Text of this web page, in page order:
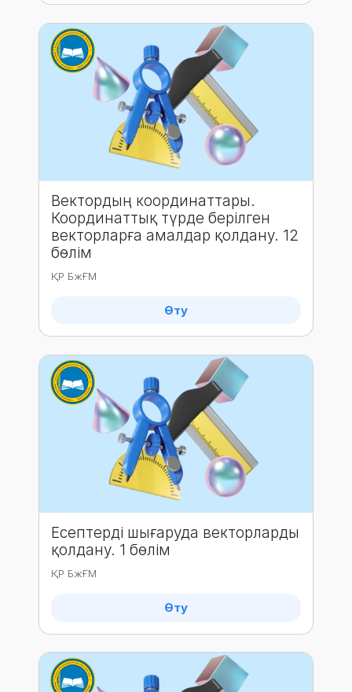
Вектордың координаттары.
Координаттық түрде берілген
векторларға амалдар қолдану. 12
бөлім
ҚР БжҒМ
Өту
Есептерді шығаруда векторларды
қолдану. 1 бөлім
ҚР БжҒМ
Өту